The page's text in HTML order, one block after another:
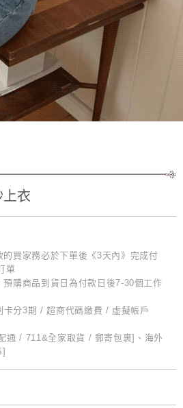
上衣
買家務必於下單後《3天內》完成付
單
購商品到貨日為付款日後7-30個工作
分3期 / 超商代碼繳費 / 虛擬帳戶
通 / 711&全家取貨 / 郵寄包裹]、海外